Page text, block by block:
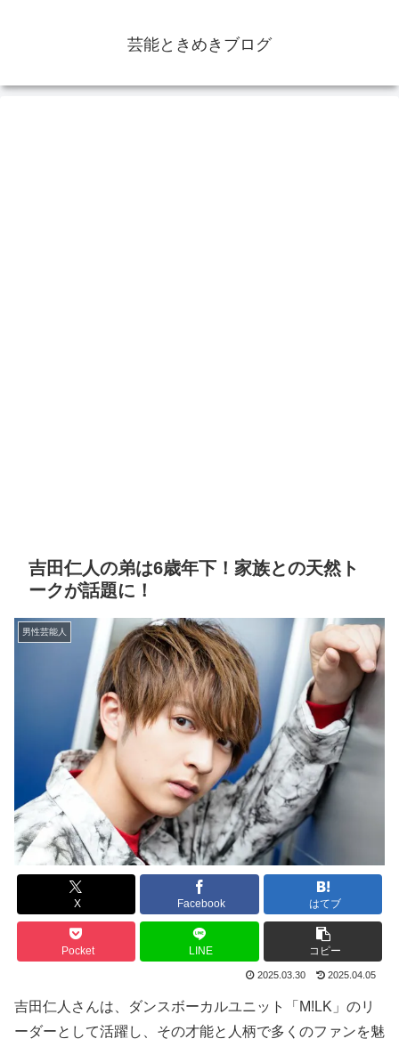
芸能ときめきブログ
吉田仁人の弟は6歳年下！家族との天然ト
ークが話題に！
男性芸能人
X Facebook はてブ
Pocket LINE コピー
2025.03.30 2025.04.05
吉田仁人さんは、ダンスボーカルユニット「M!LK」のリ
ーダーとして活躍し、その才能と人柄で多くのファンを魅